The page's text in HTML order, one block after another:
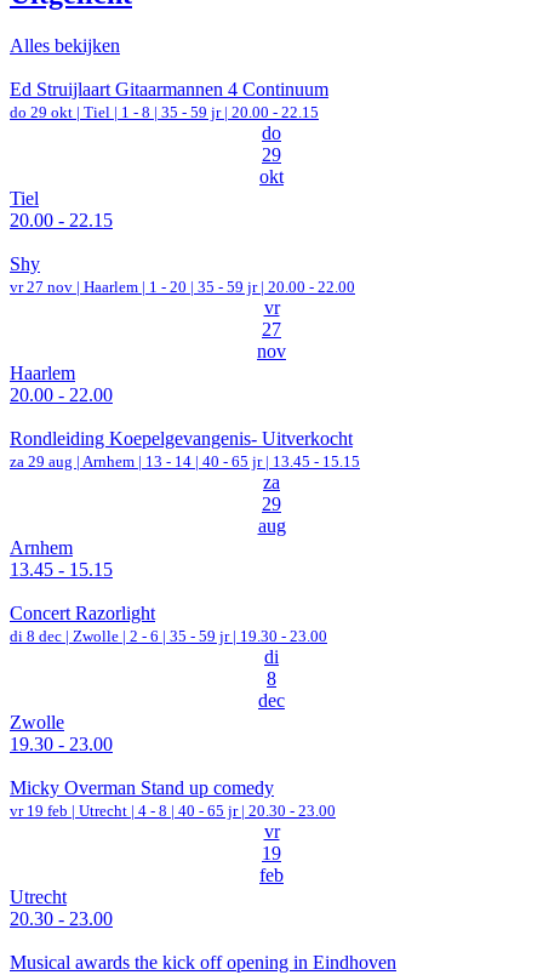
Alles bekijken
Ed Struijlaart Gitaarmannen 4 Continuum
do 29 okt | Tiel | 1 - 8 | 35 - 59 jr | 20.00 - 22.15
do
29
okt
Tiel
20.00 - 22.15
Shy
vr 27 nov | Haarlem | 1 - 20 | 35 - 59 jr | 20.00 - 22.00
vr
27
nov
Haarlem
20.00 - 22.00
Rondleiding Koepelgevangenis- Uitverkocht
za 29 aug | Arnhem | 13 - 14 | 40 - 65 jr | 13.45 - 15.15
za
29
aug
Arnhem
13.45 - 15.15
Concert Razorlight
di 8 dec | Zwolle | 2 - 6 | 35 - 59 jr | 19.30 - 23.00
di
8
dec
Zwolle
19.30 - 23.00
Micky Overman Stand up comedy
vr 19 feb | Utrecht | 4 - 8 | 40 - 65 jr | 20.30 - 23.00
vr
19
feb
Utrecht
20.30 - 23.00
Musical awards the kick off opening in Eindhoven